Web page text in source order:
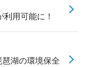
用可能に！
湖の環境保全